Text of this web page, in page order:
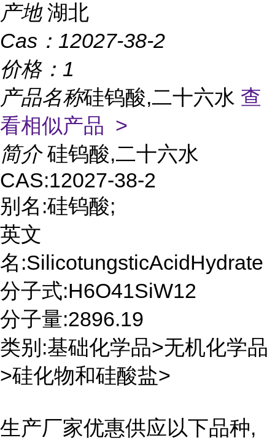
产地 湖北
Cas： 12027-38-2
价格： 1
产品名称硅钨酸,二十六水 查
看相似产品 >
简介 硅钨酸,二十六水
CAS:12027-38-2
别名:硅钨酸;
英文
名:SilicotungsticAcidHydrate
分子式:H6O41SiW12
分子量:2896.19
类别:基础化学品>无机化学品
>硅化物和硅酸盐>
生产厂家优惠供应以下品种,